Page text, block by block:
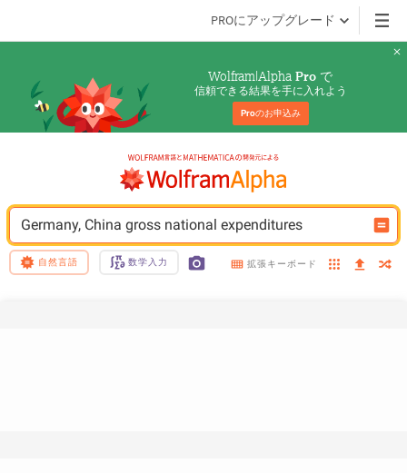
PROにアップグレード
Wolfram|Alpha Pro で
信頼できる結果を手に入れよう
Proのお申込み
Germany, China gross national expenditures
自然言語 数学入力 拡張キーボード